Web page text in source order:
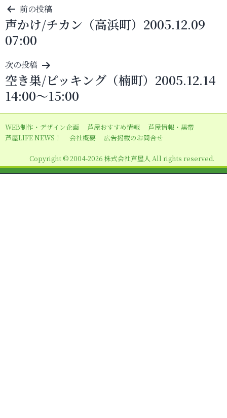
投
稿
ナ
ビ
ゲ
ー
シ
ョ
ン
前の投稿
声かけ/チカン（高浜町）2005.12.09
07:00
次の投稿
空き巣/ピッキング（楠町）2005.12.14
14:00～15:00
WEB制作・デザイン企画 芦屋おすすめ情報
芦屋情報・黒帯
芦屋LIFE NEWS！
会社概要 広告掲載のお問合せ
Copyright © 2004-2026 株式会社芦屋人 All rights reserved.